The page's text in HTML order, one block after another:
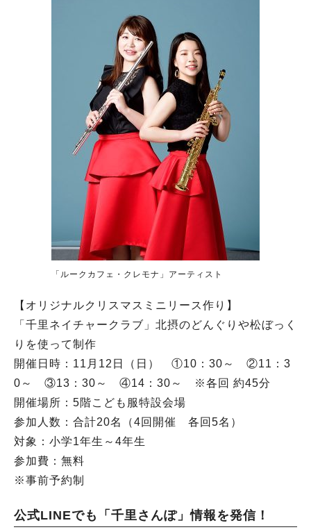
「ルークカフェ・クレモナ」アーティスト
【オリジナルクリスマスミニリース作り】
「千里ネイチャークラブ」北摂のどんぐりや松ぼっく
りを使って制作
開催日時：11月12日（日） ①10：30～ ②11：3
0～ ③13：30～ ④14：30～ ※各回 約45分
開催場所：5階こども服特設会場
参加人数：合計20名（4回開催 各回5名）
対象：小学1年生～4年生
参加費：無料
※事前予約制
公式LINEでも「千里さんぽ」情報を発信！